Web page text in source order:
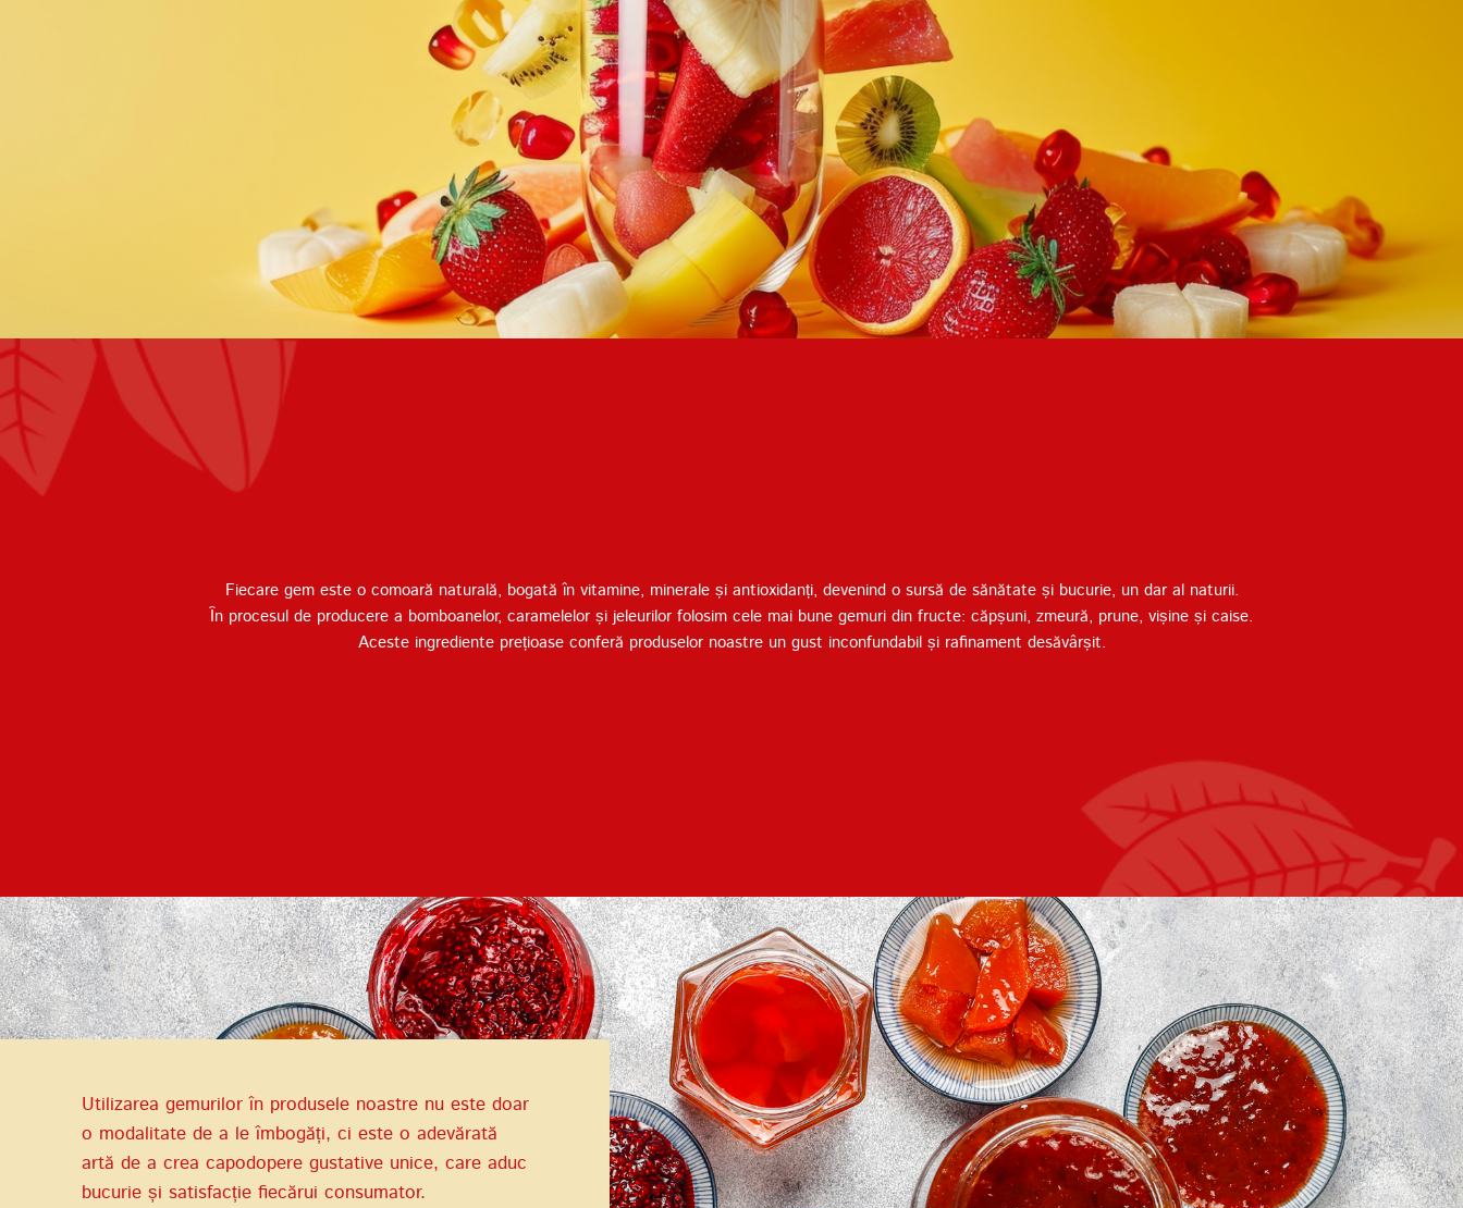
Fiecare gem este o comoară naturală, bogată în vitamine, minerale și antioxidanți, devenind o sursă de sănătate și bucurie, un dar al naturii.
În procesul de producere a bomboanelor, caramelelor și jeleurilor folosim cele mai bune gemuri din fructe: căpșuni, zmeură, prune, vișine și caise.
Aceste ingrediente prețioase conferă produselor noastre un gust inconfundabil și rafinament desăvârșit.
Utilizarea gemurilor în produsele noastre nu este doar
o modalitate de a le îmbogăți, ci este o adevărată
artă de a crea capodopere gustative unice, care aduc
bucurie și satisfacție fiecărui consumator.
CODUL PARTICIPANTULUI PROGRAMULUI DE LOIALITATE
PAROLĂ
REPETAȚI PAROLA
AUTENTIFICARE
DATA NAȘTERII
CREAȚI UN CONT